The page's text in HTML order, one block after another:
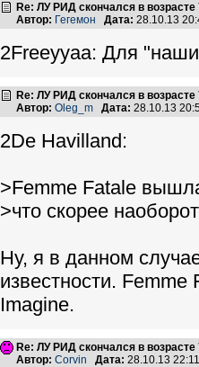
Re: ЛУ РИД скончался в возрасте
Автор: Гегемон Дата: 28.10.13
2Freeyyaa: Для
Re: ЛУ РИД скончался в возрасте
Автор: Oleg_m Дата: 28.10.13
2De Havilland:
>Femme Fatale
>что скорее
Ну, я в данном
известности.
Imagine.
Re: ЛУ РИД скончался в возрасте
Автор: Corvin Дата: 28.10.13